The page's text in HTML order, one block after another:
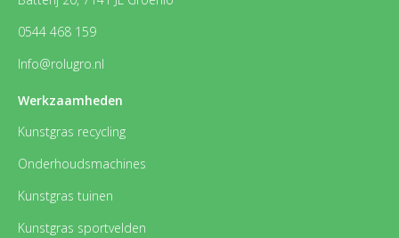
0544 468 159
Info@rolugro.nl
Werkzaamheden
Kunstgras recycling
Onderhoudsmachines
Kunstgras tuinen
Kunstgras sportvelden